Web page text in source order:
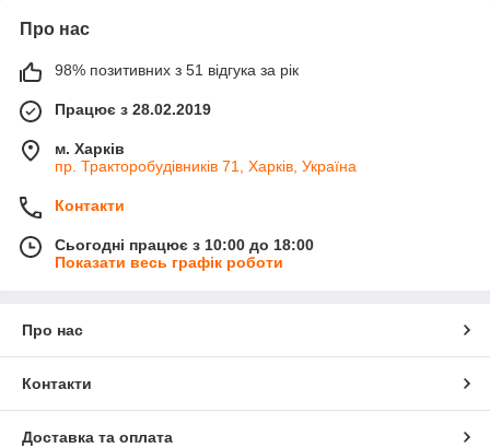
Про нас
98% позитивних з 51 відгука за рік
Працює з 28.02.2019
м. Харків
пр. Тракторобудівників 71, Харків, Україна
Контакти
Сьогодні працює з 10:00 до 18:00
Показати весь графік роботи
Про нас
Контакти
Доставка та оплата